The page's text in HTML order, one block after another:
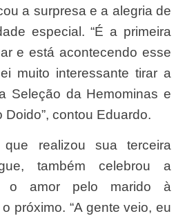
a surpresa e a alegria de
especial. “É a primeira
e está acontecendo esse
muito interessante tirar a
Seleção da Hemominas e
contou Eduardo.
também celebrou a
o amor pelo marido à
próximo. “A gente veio, eu